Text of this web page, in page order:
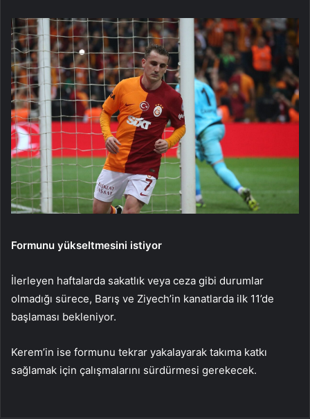
Formunu yükseltmesini istiyor
İlerleyen haftalarda sakatlık veya ceza gibi durumlar
olmadığı sürece, Barış ve Ziyech’in kanatlarda ilk 11’de
başlaması bekleniyor.
Kerem’in ise formunu tekrar yakalayarak takıma katkı
sağlamak için çalışmalarını sürdürmesi gerekecek.